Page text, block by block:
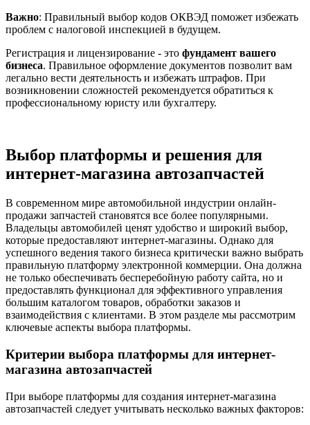
Важно: Правильный выбор кодов ОКВЭД поможет избежать
проблем с налоговой инспекцией в будущем.
Регистрация и лицензирование - это фундамент вашего
бизнеса. Правильное оформление документов позволит вам
легально вести деятельность и избежать штрафов. При
возникновении сложностей рекомендуется обратиться к
профессиональному юристу или бухгалтеру.
Выбор платформы и решения для
интернет-магазина автозапчастей
В современном мире автомобильной индустрии онлайн-
продажи запчастей становятся все более популярными.
Владельцы автомобилей ценят удобство и широкий выбор,
которые предоставляют интернет-магазины. Однако для
успешного ведения такого бизнеса критически важно выбрать
правильную платформу электронной коммерции. Она должна
не только обеспечивать бесперебойную работу сайта, но и
предоставлять функционал для эффективного управления
большим каталогом товаров, обработки заказов и
взаимодействия с клиентами. В этом разделе мы рассмотрим
ключевые аспекты выбора платформы.
Критерии выбора платформы для интернет-
магазина автозапчастей
При выборе платформы для создания интернет-магазина
автозапчастей следует учитывать несколько важных факторов: